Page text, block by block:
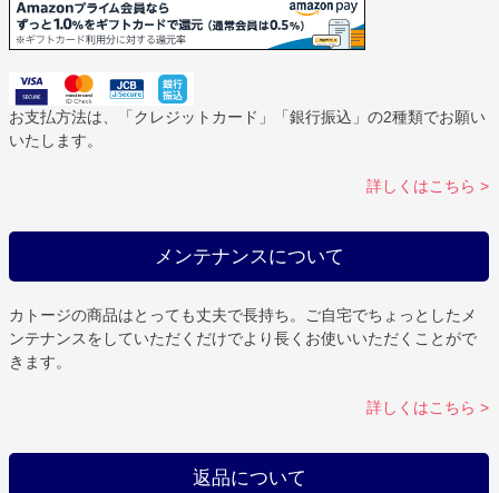
お支払方法は、「クレジットカード」「銀行振込」の2種類でお願い
いたします。
詳しくはこちら >
メンテナンスについて
カトージの商品はとっても丈夫で長持ち。ご自宅でちょっとしたメ
ンテナンスをしていただくだけでより長くお使いいただくことがで
きます。
詳しくはこちら >
返品について